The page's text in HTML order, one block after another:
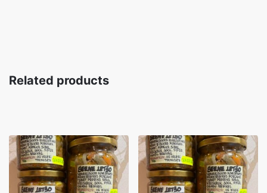
Related products